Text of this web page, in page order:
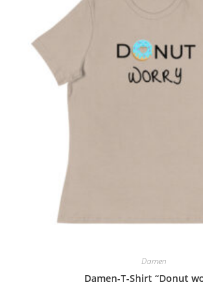
Damen
Damen-T-Shirt “Donut